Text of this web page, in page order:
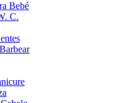
Bebé
C.